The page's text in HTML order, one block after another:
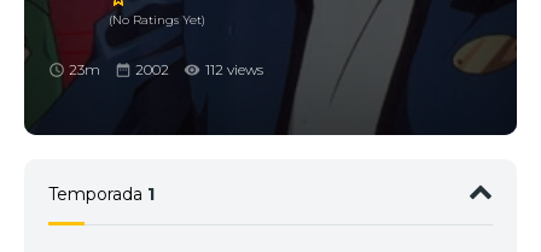
(No Ratings Yet)
23m 2002 112 views
Temporada 1